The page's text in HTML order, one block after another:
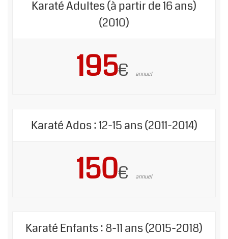
Karaté Adultes (à partir de 16 ans)
(2010)
195€ annuel
Karaté Ados : 12-15 ans (2011-2014)
150€ annuel
Karaté Enfants : 8-11 ans (2015-2018)